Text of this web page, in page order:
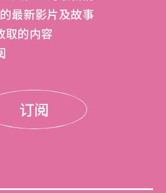
最新影片及故事
取的内容
订阅